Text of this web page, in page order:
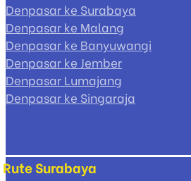
Denpasar ke Surabaya
Denpasar ke Malang
Denpasar ke Banyuwangi
Denpasar ke Jember
Denpasar Lumajang
Denpasar ke Singaraja
Rute Surabaya